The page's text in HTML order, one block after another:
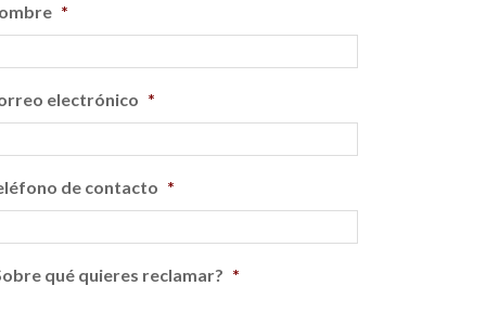
*
electrónico *
de contacto *
qué quieres reclamar? *